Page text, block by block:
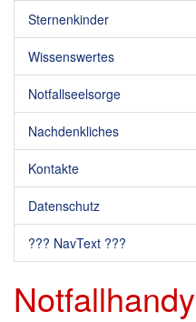
Sternenkinder
Wissenswertes
Notfallseelsorge
Nachdenkliches
Kontakte
Datenschutz
??? NavText ???
Notfallhandy